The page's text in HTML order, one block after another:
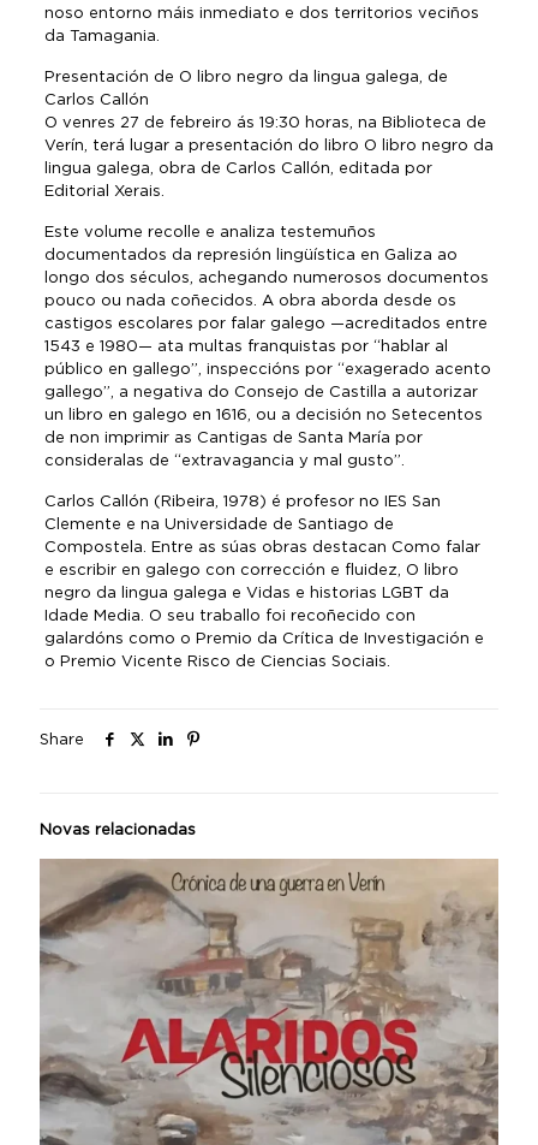
noso entorno máis inmediato e dos territorios veciños
da Tamagania.
Presentación de O libro negro da lingua galega, de
Carlos Callón
O venres 27 de febreiro ás 19:30 horas, na Biblioteca de
Verín, terá lugar a presentación do libro O libro negro da
lingua galega, obra de Carlos Callón, editada por
Editorial Xerais.
Este volume recolle e analiza testemuños
documentados da represión lingüística en Galiza ao
longo dos séculos, achegando numerosos documentos
pouco ou nada coñecidos. A obra aborda desde os
castigos escolares por falar galego —acreditados entre
1543 e 1980— ata multas franquistas por “hablar al
público en gallego”, inspeccións por “exagerado acento
gallego”, a negativa do Consejo de Castilla a autorizar
un libro en galego en 1616, ou a decisión no Setecentos
de non imprimir as Cantigas de Santa María por
consideralas de “extravagancia y mal gusto”.
Carlos Callón (Ribeira, 1978) é profesor no IES San
Clemente e na Universidade de Santiago de
Compostela. Entre as súas obras destacan Como falar
e escribir en galego con corrección e fluidez, O libro
negro da lingua galega e Vidas e historias LGBT da
Idade Media. O seu traballo foi recoñecido con
galardóns como o Premio da Crítica de Investigación e
o Premio Vicente Risco de Ciencias Sociais.
Share
Novas relacionadas